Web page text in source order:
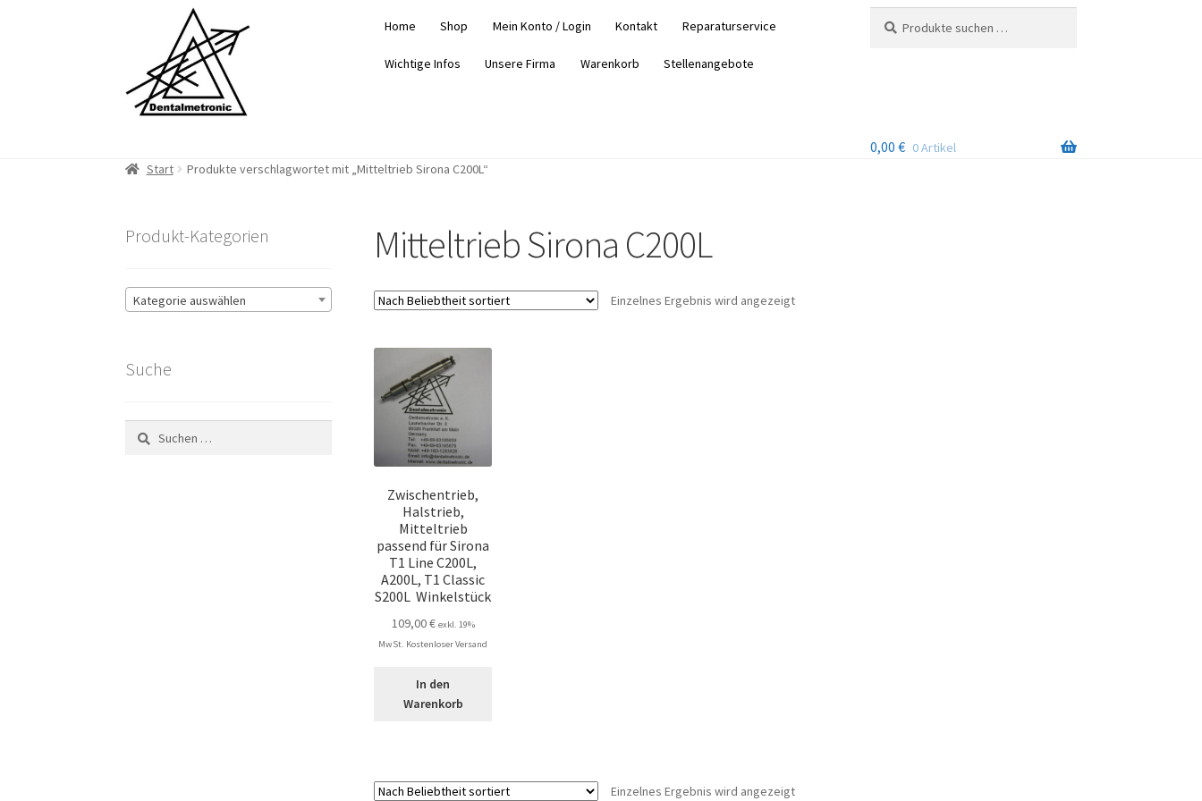
Navigation
springen
springen
Home Shop Mein Konto / Login Kontakt Reparaturservice
Wichtige Infos Unsere Firma Warenkorb Stellenangebote
nach:
0,00 € 0 Artikel
Start
Produkte verschlagwortet mit „Mitteltrieb Sirona C200L“
Mitteltrieb Sirona C200L
Einzelnes Ergebnis wird angezeigt
Zwischentrieb,
Halstrieb,
Mitteltrieb
passend für Sirona
T1 Line C200L,
A200L, T1 Classic
S200L Winkelstück
109,00€ exkl. 19%
MwSt. Kostenloser Versand
In den
Warenkorb
Einzelnes Ergebnis wird angezeigt
Produkt-Kategorien
Kategorie auswählen
Suche
Suchen
nach: